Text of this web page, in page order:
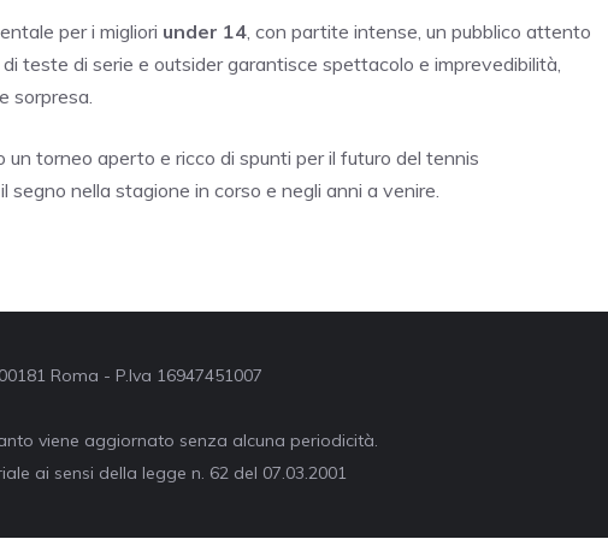
per i migliori under 14 , con partite intense, un pubblico attento
teste di serie e outsider garantisce spettacolo e imprevedibilità,
sorpresa.
torneo aperto e ricco di spunti per il futuro del tennis
nella stagione in corso e negli anni a venire.
Roma - P.Iva 16947451007
viene aggiornato senza alcuna periodicità.
ai sensi della legge n. 62 del 07.03.2001